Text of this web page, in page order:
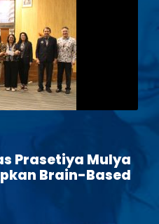
Prasetiya Mulya
Brain-Based